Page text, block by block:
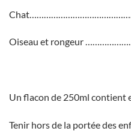
Oiseau et rongeur
Un flacon de 250ml contient
Tenir hors de la portée des